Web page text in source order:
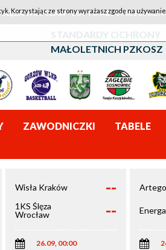
ŚLĘZA WROCŁAW - LOTTO AZS UMCS LUBLIN
STANDARDY OCHRONY
MAŁOLETNICH PZKOSZ
ZAWODNICZKI TABELE
Wisła Kraków --
1KS Ślęza
Wrocław
--
26.09, 00:00
Korzystając ze strony wyrażasz zgodę na